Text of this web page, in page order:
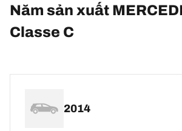
Năm sản xuất
Classe C
2014